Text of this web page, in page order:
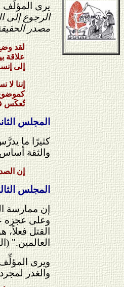
يرى
الرجوع إلى
مصدر
لقد
علاقة
إلى
إننا
كموضوع
تُعكَس
المجلس
كثيرًا ما
والثقة أساس
إن
المجلس
إن ممارسة
وعلى عجزه
القتل فعلاً،
العالمين."
ويرى
والغدر